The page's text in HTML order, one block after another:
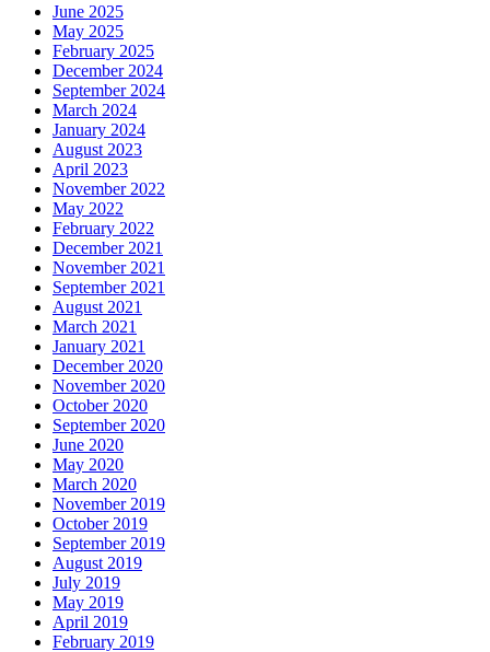
June 2025
May 2025
February 2025
December 2024
September 2024
March 2024
January 2024
August 2023
April 2023
November 2022
May 2022
February 2022
December 2021
November 2021
September 2021
August 2021
March 2021
January 2021
December 2020
November 2020
October 2020
September 2020
June 2020
May 2020
March 2020
November 2019
October 2019
September 2019
August 2019
July 2019
May 2019
April 2019
February 2019